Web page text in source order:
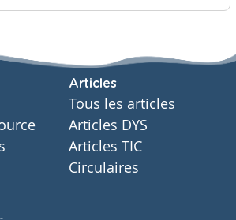
Articles
Tous les articles
Articles DYS
Articles TIC
Circulaires